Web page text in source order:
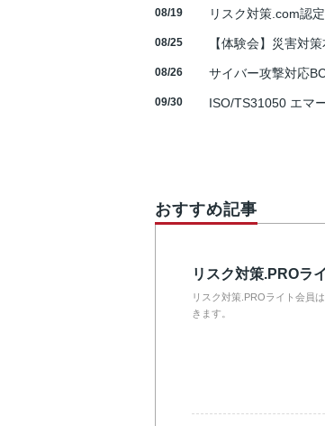
08/19 リスク対策.com認
08/25 【体験会】災害対
08/26 サイバー攻撃対応
09/30 ISO/TS31050 エマ
おすすめ記事
リスク対策.PROラ
リスク対策.PROライト会員
きます。